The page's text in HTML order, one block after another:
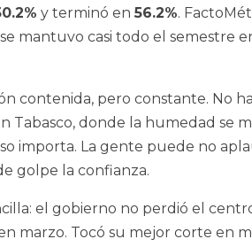
y terminó en 56.2%.
mantuvo casi todo el semestre
contenida, pero constante. No
Tabasco, donde la humedad se
importa. La gente puede no
golpe la confianza.
el gobierno no perdió el
marzo. Tocó su mejor corte en